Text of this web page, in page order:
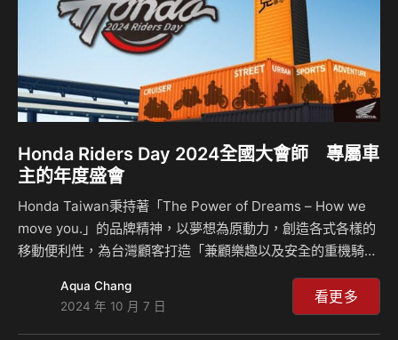
Honda Riders Day 2024全國大會師 專屬車
主的年度盛會
Honda Taiwan秉持著「The Power of Dreams – How we
move you.」的品牌精神，以夢想為原動力，創造各式各樣的
移動便利性，為台灣顧客打造「兼顧樂趣以及安全的重機騎乘
刻。今年Honda Taiwan將在2024年11月24日 (日) 於高雄覓
蜜基地舉辦第四屆Honda Riders Day全國大會師活動，並於
Aqua Chang
2024 年 10 月 7 日
看更多